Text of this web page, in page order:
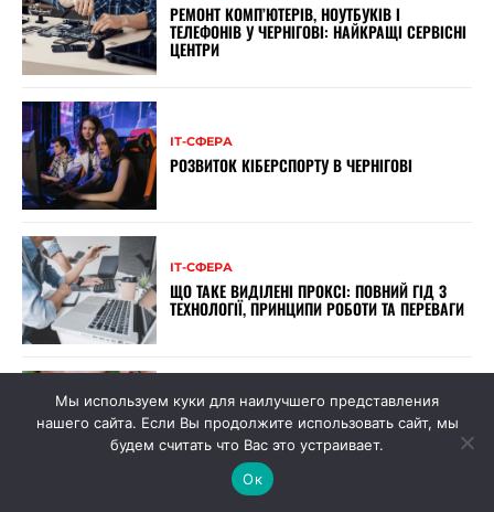
РЕМОНТ КОМП’ЮТЕРІВ, НОУТБУКІВ І
ТЕЛЕФОНІВ У ЧЕРНІГОВІ: НАЙКРАЩІ СЕРВІСНІ
ЦЕНТРИ
ІТ-СФЕРА
РОЗВИТОК КІБЕРСПОРТУ В ЧЕРНІГОВІ
ІТ-СФЕРА
ЩО ТАКЕ ВИДІЛЕНІ ПРОКСІ: ПОВНИЙ ГІД З
ТЕХНОЛОГІЇ, ПРИНЦИПИ РОБОТИ ТА ПЕРЕВАГИ
ІТ-СФЕРА
СМАРТФОНИ XIAOMI: ЯКИЙ ОБРАТИ ДЛЯ
ТРИВАЛОГО КОРИСТУВАННЯ?
Мы используем куки для наилучшего представления
нашего сайта. Если Вы продолжите использовать сайт, мы
будем считать что Вас это устраивает.
Ок